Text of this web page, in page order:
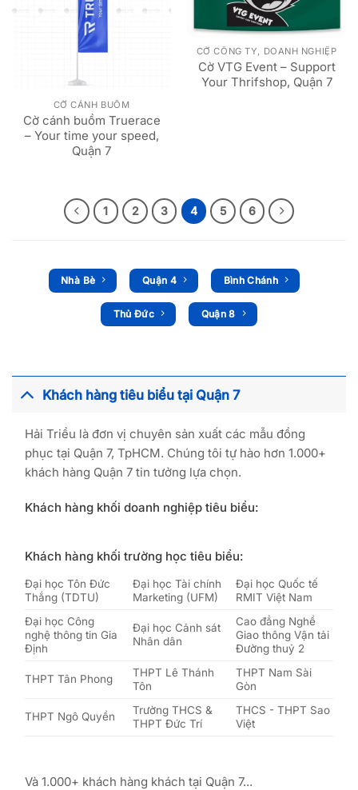
CỜ CÁNH BUỒM
Cờ cánh buồm Truerace
– Your time your speed,
Quận 7
CỜ CÔNG TY, DOANH NGHIỆP
Cờ VTG Event – Support
Your Thrifshop, Quận 7
1 2 3 4 5 6
Nhà Bè Quận 4 Bình Chánh
Thủ Đức Quận 8
Khách hàng tiêu biểu tại Quận 7
Hải Triều là đơn vị chuyên sản xuất các mẫu đồng
phục tại Quận 7, TpHCM. Chúng tôi tự hào hơn 1.000+
khách hàng Quận 7 tin tưởng lựa chọn.
Khách hàng khối doanh nghiệp tiêu biểu:
Khách hàng khối trường học tiêu biểu:
Đại học Tôn Đức
Thắng (TDTU)
Đại học Tài chính
Marketing (UFM)
Đại học Quốc tế
RMIT Việt Nam
Đại học Công
nghệ thông tin Gia
Định
Đại học Cảnh sát
Nhân dân
Cao đẳng Nghề
Giao thông Vận tải
Đường thuỷ 2
THPT Tân Phong
THPT Lê Thánh
Tôn
THPT Nam Sài
Gòn
THPT Ngô Quyền
Trường THCS &
THPT Đức Trí
THCS - THPT Sao
Việt
Và 1.000+ khách hàng khách tại Quận 7...